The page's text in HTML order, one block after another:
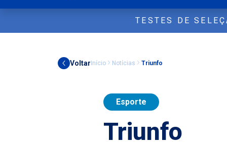
TESTES DE
VoltarInício Notícias Triunfo
Esporte
Triunfo